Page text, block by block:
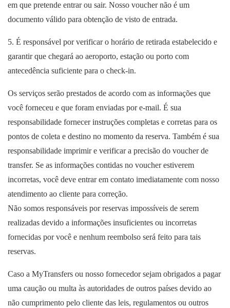
em que pretende entrar ou sair. Nosso voucher não é um
documento válido para obtenção de visto de entrada.
5. É responsável por verificar o horário de retirada estabelecido e
garantir que chegará ao aeroporto, estação ou porto com
antecedência suficiente para o check-in.
Os serviços serão prestados de acordo com as informações que
você forneceu e que foram enviadas por e-mail. É sua
responsabilidade fornecer instruções completas e corretas para os
pontos de coleta e destino no momento da reserva. Também é sua
responsabilidade imprimir e verificar a precisão do voucher de
transfer. Se as informações contidas no voucher estiverem
incorretas, você deve entrar em contato imediatamente com nosso
atendimento ao cliente para correção.
Não somos responsáveis por reservas impossíveis de serem
realizadas devido a informações insuficientes ou incorretas
fornecidas por você e nenhum reembolso será feito para tais
reservas.
Caso a MyTransfers ou nosso fornecedor sejam obrigados a pagar
uma caução ou multa às autoridades de outros países devido ao
não cumprimento pelo cliente das leis, regulamentos ou outros